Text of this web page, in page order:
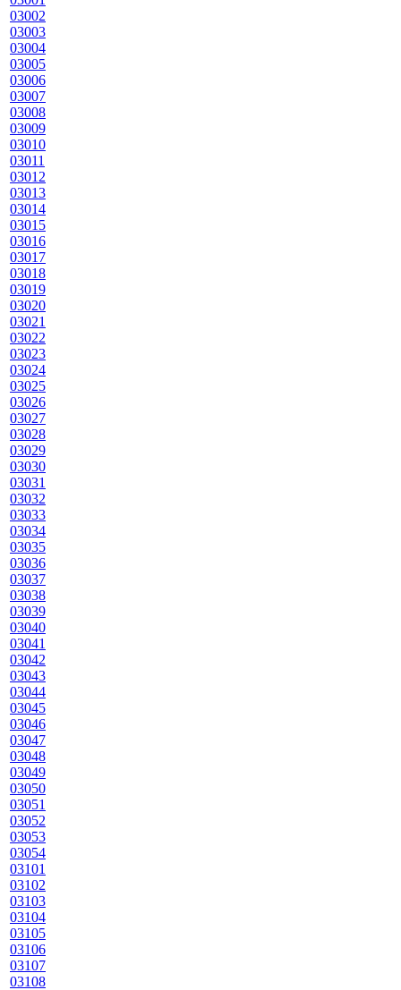
03002
03003
03004
03005
03006
03007
03008
03009
03010
03011
03012
03013
03014
03015
03016
03017
03018
03019
03020
03021
03022
03023
03024
03025
03026
03027
03028
03029
03030
03031
03032
03033
03034
03035
03036
03037
03038
03039
03040
03041
03042
03043
03044
03045
03046
03047
03048
03049
03050
03051
03052
03053
03054
03101
03102
03103
03104
03105
03106
03107
03108